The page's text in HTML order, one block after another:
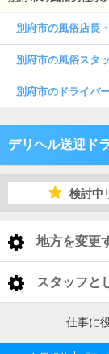
別府市の風俗店長
別府市の風俗スタ
別府市のドライバ
デリヘル送迎ド
福岡県
北九州
佐賀市長崎県 デ
検討中
地方を変更
< 全国トップ
北海道 男
東北 男性高
スタッフと
福岡県仕事に